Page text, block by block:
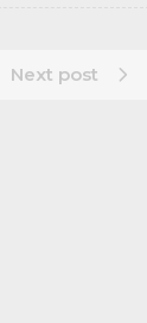
Next post